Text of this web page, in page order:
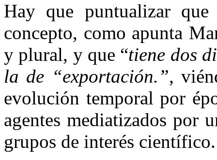
Hay que puntualizar
concepto, como apunta
y plural, y que “tiene dos
la de “exportación.”,
evolución temporal por
agentes mediatizados por
grupos de interés científico.